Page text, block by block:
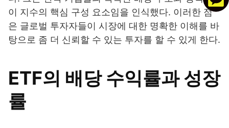
이 지수의 핵심 구성 요소임을 인식했다. 이러한 점
은 글로벌 투자자들이 시장에 대한 명확한 이해를 바
탕으로 좀 더 신뢰할 수 있는 투자를 할 수 있게 한다.
ETF의 배당 수익률과 성장
률